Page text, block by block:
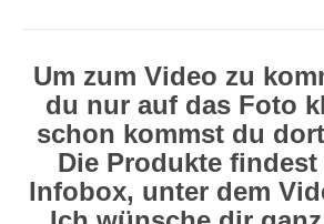
Um zum Video zu
du nur auf das Foto
schon kommst du
Die Produkte
Infobox, unter dem